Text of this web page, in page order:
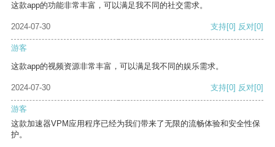
这款app的功能非常丰富，可以满足我不同的社交需求。
2024-07-30 支持[0] 反对[0]
游客
这款app的视频资源非常丰富，可以满足我不同的娱乐需求。
2024-07-30 支持[0] 反对[0]
游客
这款加速器VPM应用程序已经为我们带来了无限的流畅体验和安全性保
护。